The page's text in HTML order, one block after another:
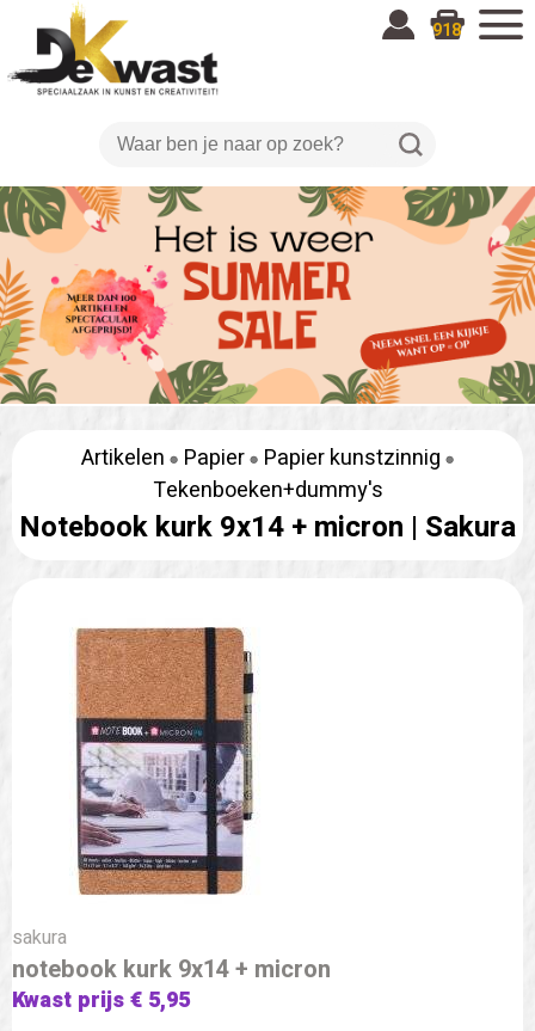
918
Artikelen Papier
Papier kunstzinnig
Tekenboeken+dummy's
Notebook kurk 9x14 + micron | Sakura
sakura
notebook kurk 9x14 + micron
Kwast prijs € 5,95